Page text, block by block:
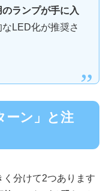
ランプが手に入
LED化が推奨さ
ーン」と注
分けて2つあります